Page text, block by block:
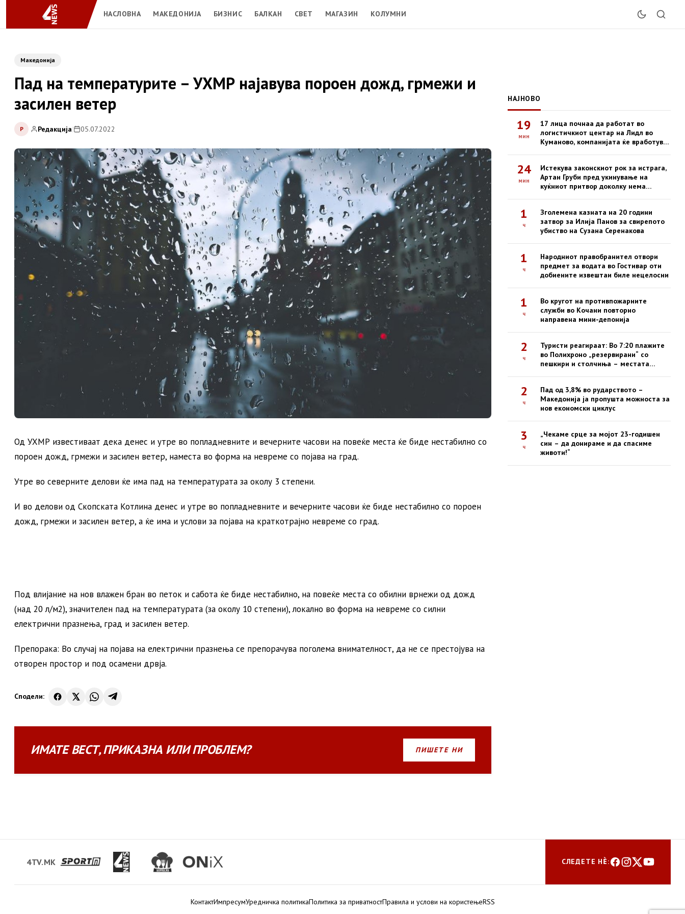
НАСЛОВНА МАКЕДОНИЈА БИЗНИС БАЛКАН СВЕТ МАГАЗИН КОЛУМНИ
Македонија
Пад на температурите – УХМР најавува пороен дожд, грмежи и
засилен ветер
Р Редакција| 05.07.2022
Од УХМР известиваат дека денес и утре во попладневните и вечерните часови на повеќе места ќе биде нестабилно со
пороен дожд, грмежи и засилен ветер, наместа во форма на невреме со појава на град.
Утре во северните делови ќе има пад на температурата за околу 3 степени.
И во делови од Скопската Котлина денес и утре во попладневните и вечерните часови ќе биде нестабилно со пороен
дожд, грмежи и засилен ветер, а ќе има и услови за појава на краткотрајно невреме со град.
Под влијание на нов влажен бран во петок и сабота ќе биде нестабилно, на повеќе места со обилни врнежи од дожд
(над 20 л/м2), значителен пад на температурата (за околу 10 степени), локално во форма на невреме со силни
електрични празнења, град и засилен ветер.
Препорака: Во случај на појава на електрични празнења се препорачува поголема внимателност, да не се престојува на
отворен простор и под осамени дрвја.
Сподели:
ИМАТЕВЕСТ,ПРИКАЗНА ИЛИПРОБЛЕМ? ПИШЕТЕ НИ
НАЈНОВО
19
мин
17 лица почнаа да работат во
логистичкиот центар на Лидл во
Куманово, компанијата ќе вработува
24
мин
Истекува законскиот рок за истрага,
Артан Груби пред укинување на
куќниот притвор доколку нема
1
ч
Зголемена казната на 20 години
затвор за Илија Панов за свирепото
убиство на Сузана Серенакова
1
ч
Народниот правобранител отвори
предмет за водата во Гостивар оти
добиените извештаи биле нецелосни
1
ч
Во кругот на противпожарните
служби во Кочани повторно
направена мини-депонија
2
ч
Туристи реагираат: Во 7:20 плажите
во Полихроно „резервирани“ со
пешкири и столчиња – местата
2
ч
Пад од 3,8% во рударството –
Македонија ја пропушта можноста за
нов економски циклус
3
ч
„Чекаме срце за мојот 23-годишен
син – да донираме и да спасиме
животи!“
4TV.MK СЛЕДЕТЕ НЀ:
КонтактИмпресумУредничка политикаПолитика за приватностПравила и услови на користењеRSS